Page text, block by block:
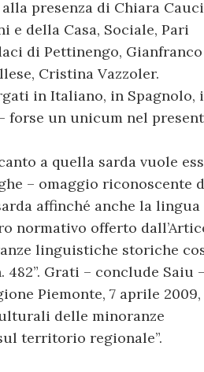
presenza di Chiara
e della Casa, Sociale, Pari
di Pettinengo, Gianfranco
Cristina Vazzoler.
in Italiano, in Spagnolo,
forse un unicum nel
a quella sarda vuole
– omaggio riconoscente
affinché anche la lingua
normativo offerto
linguistiche storiche
Grati – conclude Saiu –
Piemonte, 7 aprile 2009,
delle minoranze
territorio regionale”.